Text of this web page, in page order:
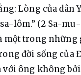
Lòng của dân
lôm.” (2 Sa-mu-
một trong những
đời sống của
với ông không bởi